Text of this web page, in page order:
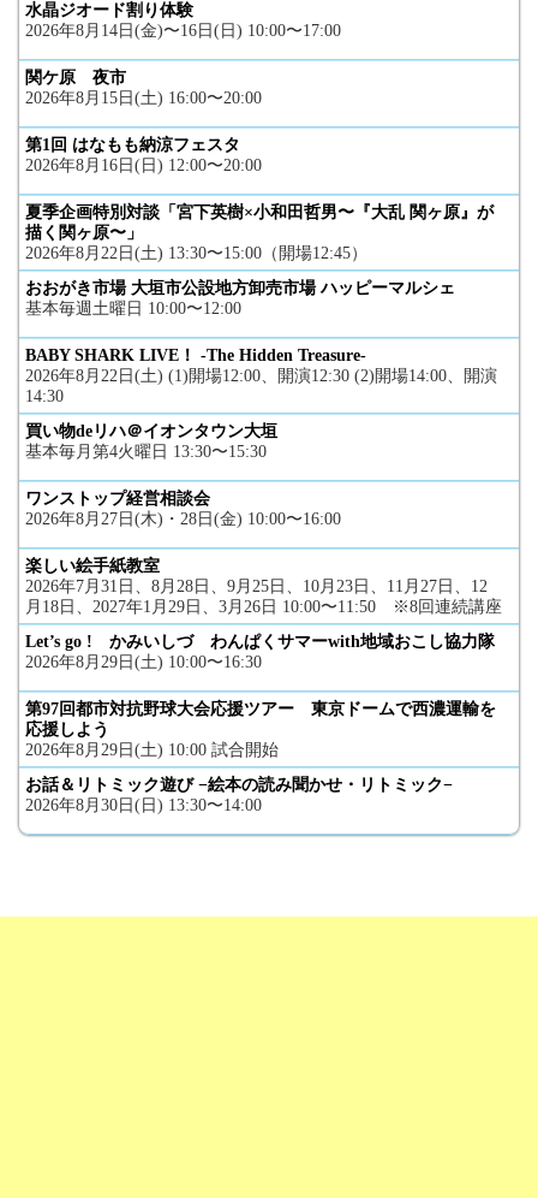
水晶ジオード割り体験
2026年8月14日(金)〜16日(日) 10:00〜17:00
関ケ原 夜市
2026年8月15日(土) 16:00〜20:00
第1回 はなもも納涼フェスタ
2026年8月16日(日) 12:00〜20:00
夏季企画特別対談「宮下英樹×小和田哲男〜『大乱 関ヶ原』が
描く関ヶ原〜」
2026年8月22日(土) 13:30〜15:00（開場12:45）
おおがき市場 大垣市公設地方卸売市場 ハッピーマルシェ
基本毎週土曜日 10:00〜12:00
BABY SHARK LIVE！ -The Hidden Treasure-
2026年8月22日(土) (1)開場12:00、開演12:30 (2)開場14:00、開演
14:30
買い物deリハ＠イオンタウン大垣
基本毎月第4火曜日 13:30〜15:30
ワンストップ経営相談会
2026年8月27日(木)・28日(金) 10:00〜16:00
楽しい絵手紙教室
2026年7月31日、8月28日、9月25日、10月23日、11月27日、12
月18日、2027年1月29日、3月26日 10:00〜11:50 ※8回連続講座
Let’s go ! かみいしづ わんぱくサマーwith地域おこし協力隊
2026年8月29日(土) 10:00〜16:30
第97回都市対抗野球大会応援ツアー 東京ドームで西濃運輸を
応援しよう
2026年8月29日(土) 10:00 試合開始
お話＆リトミック遊び −絵本の読み聞かせ・リトミック−
2026年8月30日(日) 13:30〜14:00